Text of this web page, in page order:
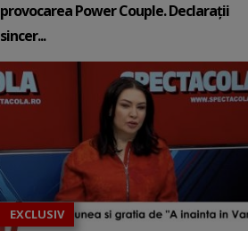
provocarea Power Couple. Declarații
sincer...
EXCLUSIV